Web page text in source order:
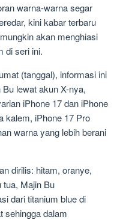
warna-warna segar
kini kabar terbaru
akan menghiasi
di seri ini.
(tanggal), informasi ini
lewat akun X-nya,
iPhone 17 dan iPhone
kalem, iPhone 17 Pro
warna yang lebih berani
dirilis: hitam, oranye,
tua, Majin Bu
dari titanium blue di
sehingga dalam